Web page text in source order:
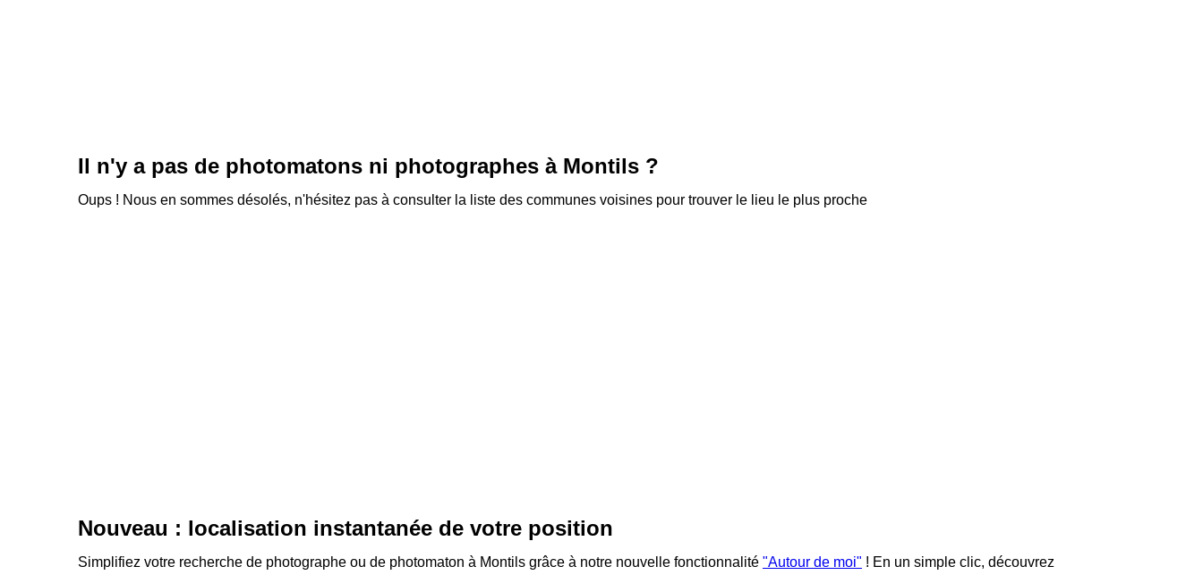
Il n'y a pas de photomatons ni photographes à Montils ?
Oups ! Nous en sommes désolés, n'hésitez pas à consulter la liste des communes voisines pour trouver le lieu le plus proche
Nouveau : localisation instantanée de votre position
Simplifiez votre recherche de photographe ou de photomaton à Montils grâce à notre nouvelle fonctionnalité "Autour de moi" ! En un simple clic, découvrez